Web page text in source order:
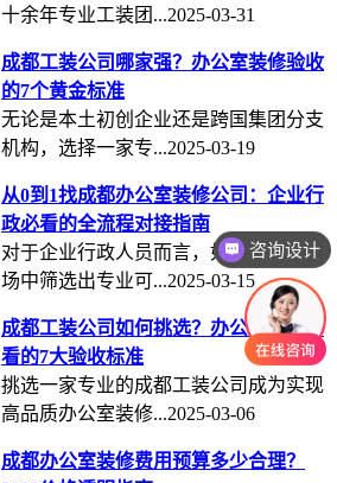
十余年专业工装团...2025-03-31
成都工装公司哪家强？办公室装修验收
的7个黄金标准
无论是本土初创企业还是跨国集团分支
机构，选择一家专...2025-03-19
从0到1找成都办公室装修公司：企业行
政必看的全流程对接指南
对于企业行政人员而言，如何从海量市
场中筛选出专业可...2025-03-15
成都工装公司如何挑选？办公室装修必
看的7大验收标准
挑选一家专业的成都工装公司成为实现
高品质办公室装修...2025-03-06
成都办公室装修费用预算多少合理？
咨询设计